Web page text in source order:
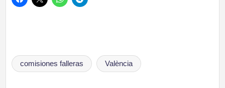
Etiquetas:
comisiones falleras València